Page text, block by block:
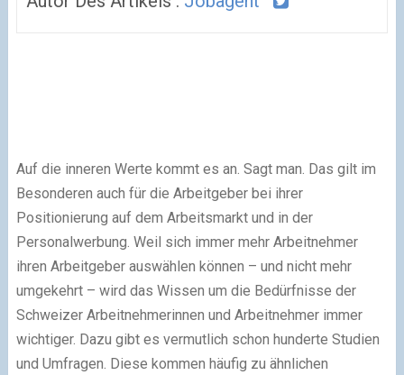
Auf die inneren Werte kommt es an. Sagt man. Das gilt im
Besonderen auch für die Arbeitgeber bei ihrer
Positionierung auf dem Arbeitsmarkt und in der
Personalwerbung. Weil sich immer mehr Arbeitnehmer
ihren Arbeitgeber auswählen können – und nicht mehr
umgekehrt – wird das Wissen um die Bedürfnisse der
Schweizer Arbeitnehmerinnen und Arbeitnehmer immer
wichtiger. Dazu gibt es vermutlich schon hunderte Studien
und Umfragen. Diese kommen häufig zu ähnlichen